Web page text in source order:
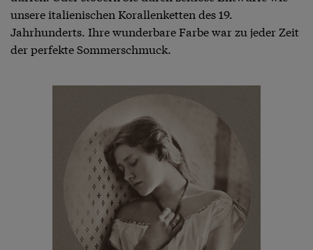
unsere italienischen Korallenketten des 19.
Jahrhunderts. Ihre wunderbare Farbe war zu jeder Zeit
der perfekte Sommerschmuck.